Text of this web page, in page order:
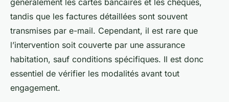
généralement les cartes bancaires et les chèques,
tandis que les factures détaillées sont souvent
transmises par e-mail. Cependant, il est rare que
l’intervention soit couverte par une assurance
habitation, sauf conditions spécifiques. Il est donc
essentiel de vérifier les modalités avant tout
engagement.